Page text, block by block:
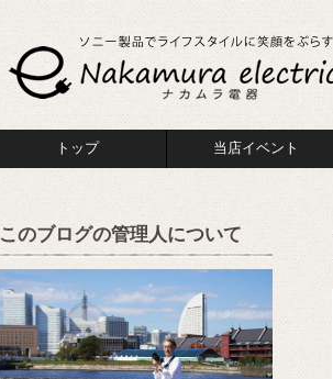
トップ 当店イベント
このブログの管理人について